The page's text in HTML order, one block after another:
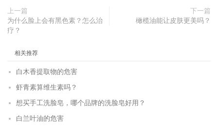
上一篇
为什么脸上会有黑色素？怎么治
疗？
下一篇
橄榄油能让皮肤更美吗？
相关推荐
白木香提取物的危害
虾青素算维生素吗？
想买手工洗脸皂，哪个品牌的洗脸皂好用？
白兰叶油的危害